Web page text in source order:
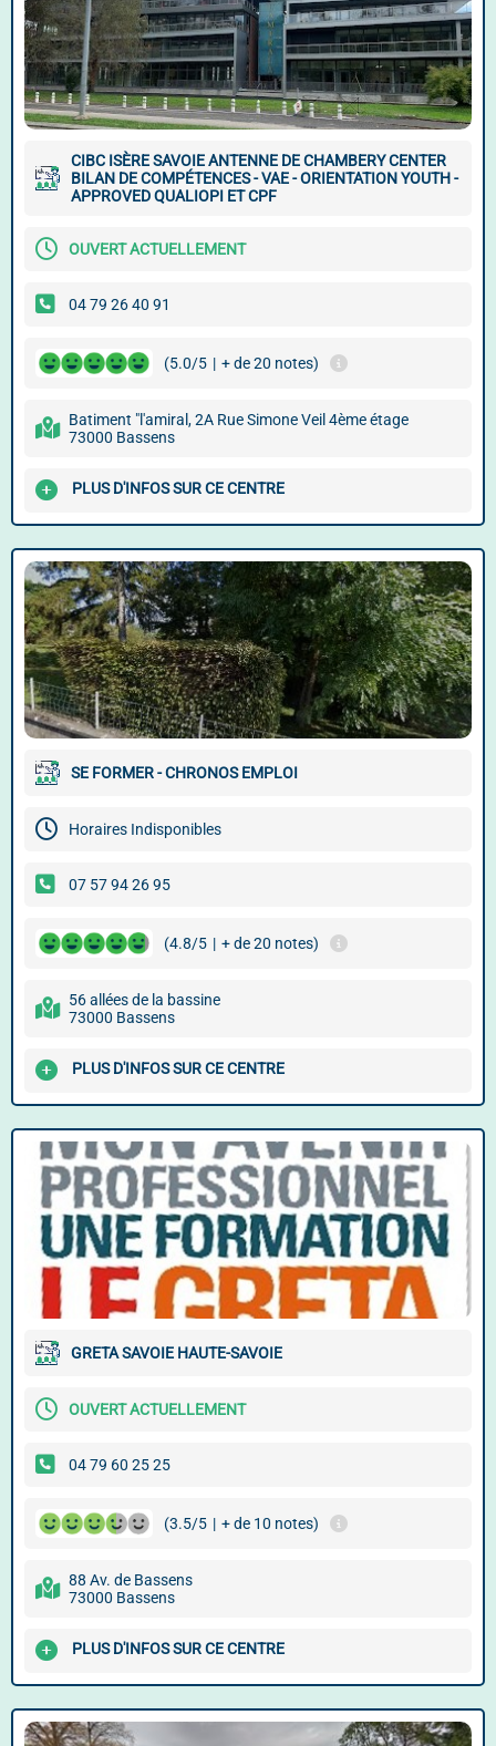
CIBC ISÈRE SAVOIE ANTENNE DE CHAMBERY CENTER
BILAN DE COMPÉTENCES - VAE - ORIENTATION YOUTH -
APPROVED QUALIOPI ET CPF
OUVERT ACTUELLEMENT
04 79 26 40 91
(5.0/5 | + de 20 notes)
Batiment "l'amiral, 2A Rue Simone Veil 4ème étage
73000 Bassens
PLUS D'INFOS SUR CE CENTRE
SE FORMER - CHRONOS EMPLOI
Horaires Indisponibles
07 57 94 26 95
(4.8/5 | + de 20 notes)
56 allées de la bassine
73000 Bassens
PLUS D'INFOS SUR CE CENTRE
GRETA SAVOIE HAUTE-SAVOIE
OUVERT ACTUELLEMENT
04 79 60 25 25
(3.5/5 | + de 10 notes)
88 Av. de Bassens
73000 Bassens
PLUS D'INFOS SUR CE CENTRE